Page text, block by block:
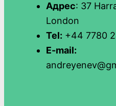
Адрес: 37
London
Tel: +44 7780
E-mail: